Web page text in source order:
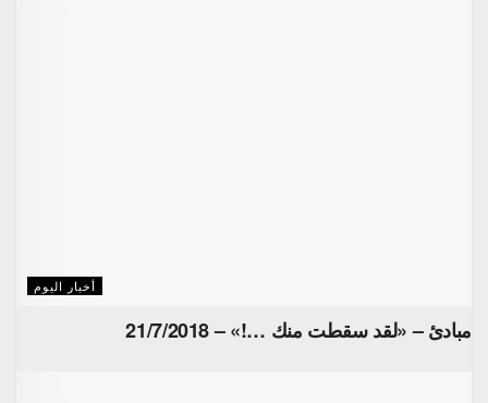
أخبار اليوم
مبادئ – «لقد سقطت منك …!» – 21/7/2018